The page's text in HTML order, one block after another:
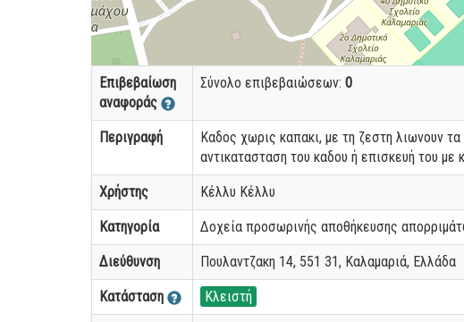
Επιβεβαίωση
αναφοράς
Σύνολο επιβεβαιώσεων: 0
Περιγραφή
Καδος χωρις καπακι, με τη ζεστη λιωνουν τα
αντικατασταση του καδου ή επισκευή του
Χρήστης Κέλλυ Κέλλυ
Κατηγορία Δοχεία προσωρινής αποθήκευσης
Διεύθυνση Πουλαντζακη 14, 551 31, Καλαμαριά, Ελλάδα
Κατάσταση Κλειστή